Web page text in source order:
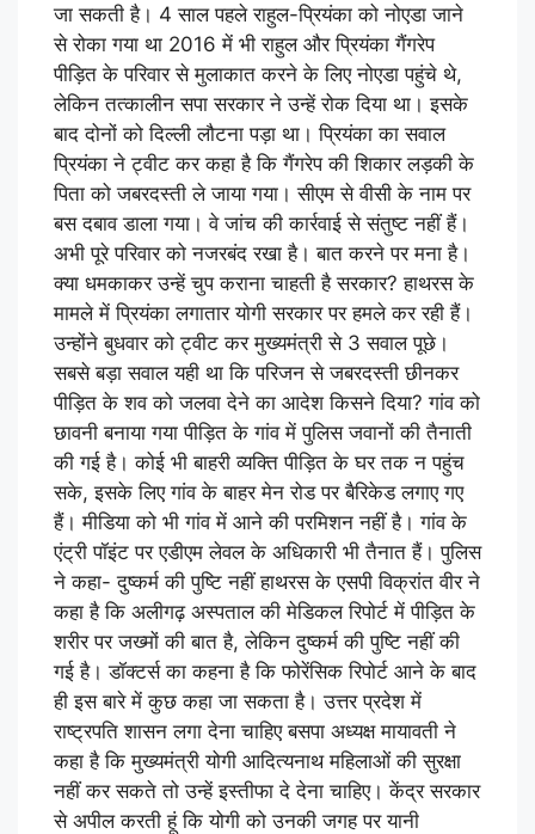
जा सकती है। 4 साल पहले राहुल-प्रियंका को नोएडा जाने
से रोका गया था 2016 में भी राहुल और प्रियंका गैंगरेप
पीड़ित के परिवार से मुलाकात करने के लिए नोएडा पहुंचे थे,
लेकिन तत्कालीन सपा सरकार ने उन्हें रोक दिया था। इसके
बाद दोनों को दिल्ली लौटना पड़ा था। प्रियंका का सवाल
प्रियंका ने ट्वीट कर कहा है कि गैंगरेप की शिकार लड़की के
पिता को जबरदस्ती ले जाया गया। सीएम से वीसी के नाम पर
बस दबाव डाला गया। वे जांच की कार्रवाई से संतुष्ट नहीं हैं।
अभी पूरे परिवार को नजरबंद रखा है। बात करने पर मना है।
क्या धमकाकर उन्हें चुप कराना चाहती है सरकार? हाथरस के
मामले में प्रियंका लगातार याेगी सरकार पर हमले कर रही हैं।
उन्होंने बुधवार को ट्वीट कर मुख्यमंत्री से 3 सवाल पूछे।
सबसे बड़ा सवाल यही था कि परिजन से जबरदस्ती छीनकर
पीड़ित के शव को जलवा देने का आदेश किसने दिया? गांव को
छावनी बनाया गया पीड़ित के गांव में पुलिस जवानों की तैनाती
की गई है। कोई भी बाहरी व्यक्ति पीड़ित के घर तक न पहुंच
सके, इसके लिए गांव के बाहर मेन रोड पर बैरिकेड लगाए गए
हैं। मीडिया को भी गांव में आने की परमिशन नहीं है। गांव के
एंट्री पॉइंट पर एडीएम लेवल के अधिकारी भी तैनात हैं। पुलिस
ने कहा- दुष्कर्म की पुष्टि नहीं हाथरस के एसपी विक्रांत वीर ने
कहा है कि अलीगढ़ अस्पताल की मेडिकल रिपोर्ट में पीड़ित के
शरीर पर जख्मों की बात है, लेकिन दुष्कर्म की पुष्टि नहीं की
गई है। डॉक्टर्स का कहना है कि फोरेंसिक रिपोर्ट आने के बाद
ही इस बारे में कुछ कहा जा सकता है। उत्तर प्रदेश में
राष्ट्रपति शासन लगा देना चाहिए बसपा अध्यक्ष मायावती ने
कहा है कि मुख्यमंत्री योगी आदित्यनाथ महिलाओं की सुरक्षा
नहीं कर सकते तो उन्हें इस्तीफा दे देना चाहिए। केंद्र सरकार
से अपील करती हूं कि योगी को उनकी जगह पर यानी